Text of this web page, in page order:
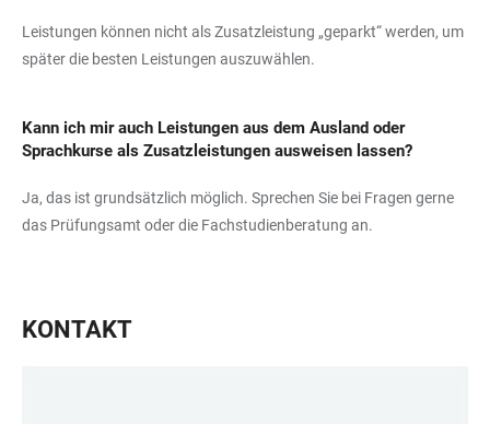
Leistungen können nicht als Zusatzleistung „geparkt“ werden, um
später die besten Leistungen auszuwählen.
Kann ich mir auch Leistungen aus dem Ausland oder
Sprachkurse als Zusatzleistungen ausweisen lassen?
Ja, das ist grundsätzlich möglich. Sprechen Sie bei Fragen gerne
das Prüfungsamt oder die Fachstudienberatung an.
KONTAKT